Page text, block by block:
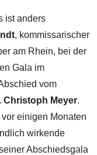
ist anders
, kommissarischer
am Rhein, bei der
Gala im
vom
Christoph Meyer.
einigen Monaten
wirkende
Abschiedsgala